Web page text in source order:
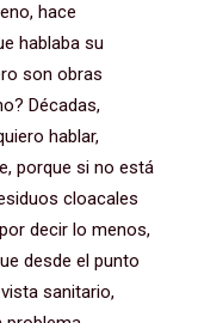
hace
hablaba su
son obras
Décadas,
hablar,
porque si no está
cloacales
decir lo menos,
desde el punto
sanitario,